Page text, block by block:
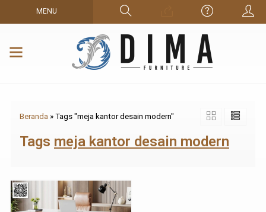
MENU
Beranda »Tags "meja kantor desain modern"
Tags meja kantor desain modern